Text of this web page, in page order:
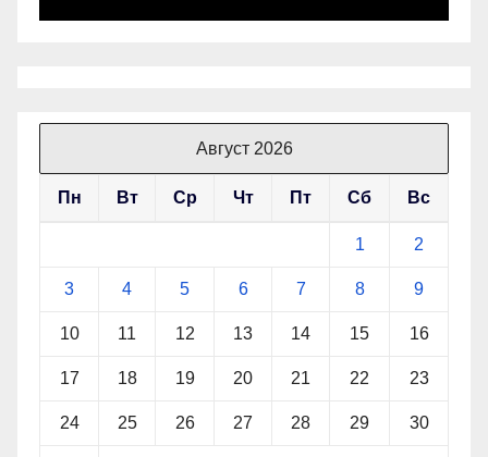
Август 2026
Пн Вт Ср Чт Пт Сб Вс
1 2
3 4 5 6 7 8 9
10 11 12 13 14 15 16
17 18 19 20 21 22 23
24 25 26 27 28 29 30